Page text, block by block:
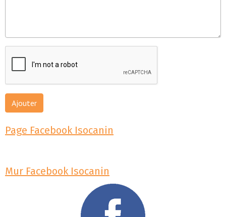
Ajouter
Page Facebook Isocanin
Mur Facebook Isocanin